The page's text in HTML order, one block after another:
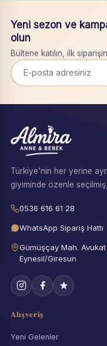
Yeni sezon ve
olun
Bültene katılın, ilk
Türkiye'nin her yerine
giyiminde özenle
0536 616 61 28
WhatsApp Sipariş Hattı
Gümüşçay Mah.
Eynesil/Giresun
Alışveriş
Yeni Gelenler